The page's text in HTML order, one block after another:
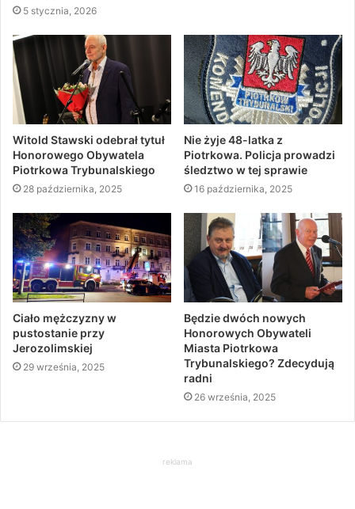
5 stycznia, 2026
Witold Stawski odebrał tytuł
Honorowego Obywatela
Piotrkowa Trybunalskiego
28 października, 2025
Nie żyje 48-latka z
Piotrkowa. Policja prowadzi
śledztwo w tej sprawie
16 października, 2025
Ciało mężczyzny w
pustostanie przy
Jerozolimskiej
29 września, 2025
Będzie dwóch nowych
Honorowych Obywateli
Miasta Piotrkowa
Trybunalskiego? Zdecydują
radni
26 września, 2025
reklama